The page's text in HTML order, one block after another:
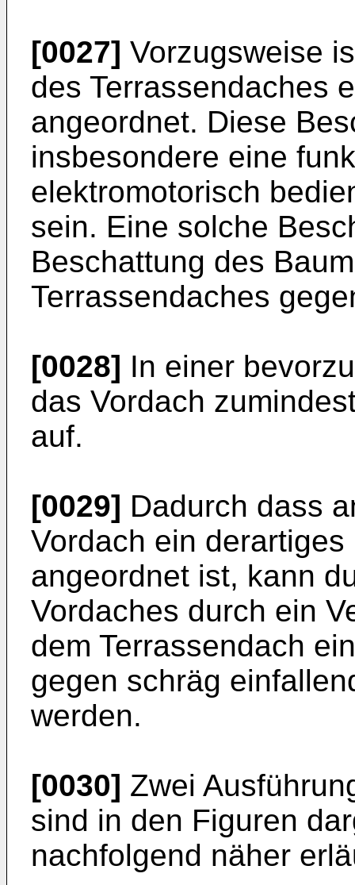
[0027] Vorzugsweise
des Terrassendaches
angeordnet. Diese
insbesondere eine
elektromotorisch
sein. Eine solche
Beschattung des
Terrassendaches
[0028] In einer
das Vordach
auf.
[0029] Dadurch dass
Vordach ein
angeordnet ist, kann
Vordaches durch ein
dem Terrassendach
gegen schräg
werden.
[0030] Zwei
sind in den Figuren
nachfolgend näher